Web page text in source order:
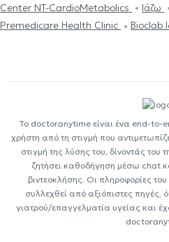
Center NT-CardioMetabolics
Ιάζω
Premedicare Health Clinic
Bioclab
Το doctoranytime είναι ένα end-to-
χρήστη από τη στιγμή που
στιγμή της λύσης του, δίνοντάς του
ζητήσει καθοδήγηση μέσω chat
βιντεοκλήσης. Οι πληροφορίες
συλλεχθεί από αξιόπιστες
γιατρού/επαγγελματία υγείας και